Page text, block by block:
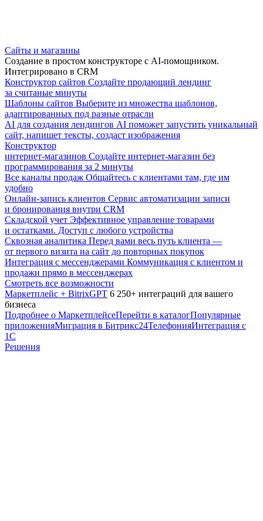
Сайты и магазины
Создание в простом конструкторе с AI-помощником.
Интегрировано в CRM
Конструктор сайтов Создайте продающий лендинг
за считаные минуты
Шаблоны сайтов Выберите из множества шаблонов,
адаптированных под разные отрасли
AI для создания лендингов AI поможет запустить уникальный
сайт, напишет тексты, создаст изображения
Конструктор
интернет-магазинов Создайте интернет-магазин без
программирования за 2 минуты
Все каналы продаж Общайтесь с клиентами там, где им
удобно
Онлайн-запись клиентов Сервис автоматизации записи
и бронирования внутри CRM
Складской учет Эффективное управление товарами
и остатками. Доступ с любого устройства
Сквозная аналитика Перед вами весь путь клиента —
от первого визита на сайт до повторных покупок
Интеграция с мессенджерами Коммуникация с клиентом и
продажи прямо в мессенджерах
Смотреть все возможности
Маркетплейс + BitrixGPT 6 250+ интеграций для вашего
бизнеса
Подробнее о МаркетплейсеПерейти в каталогПопулярные
приложенияМиграция в Битрикс24ТелефонияИнтеграция с
1С
Решения